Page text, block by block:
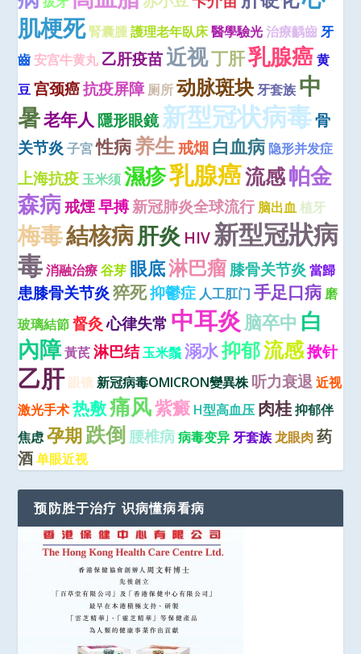
肌梗死腎囊腫 護理老年臥床醫學驗光 治療齲齒 牙
齒 安宫牛黄丸 乙肝疫苗近视丁肝乳腺癌 黄
豆 宫颈癌抗疫屏障厕所 动脉斑块 牙套族 中
暑老年人 隱形眼鏡新型冠状病毒骨
关节炎 子宮 性病养生戒烟白血病 隐形并发症
上海抗疫 玉米须 濕疹乳腺癌流感帕金
森病戒煙早搏新冠肺炎全球流行 脑出血 植牙
梅毒結核病肝炎 HIV新型冠狀病
毒 消融治療 谷芽 眼底淋巴瘤膝骨关节炎 當歸
患膝骨关节炎猝死抑鬱症人工肛门 手足口病 磨
玻璃結節 督灸 心律失常 中耳炎脑卒中 白
內障黃芪 淋巴结玉米鬚 溺水抑郁流感揿针
乙肝 眼镜 新冠病毒OMICRON變異株 听力衰退 近视
激光手术 热敷痛风紫癜 H型高血压 肉桂 抑郁伴
焦虑孕期跌倒腰椎病 病毒变异 牙套族龙眼肉 药
酒 单眼近视
预防胜于治疗 识病懂病看病